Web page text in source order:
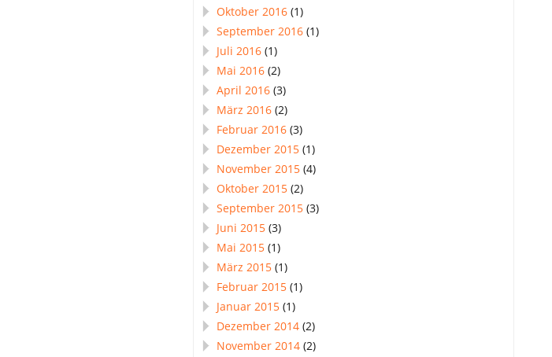
Oktober 2016 (1)
September 2016 (1)
Juli 2016 (1)
Mai 2016 (2)
April 2016 (3)
März 2016 (2)
Februar 2016 (3)
Dezember 2015 (1)
November 2015 (4)
Oktober 2015 (2)
September 2015 (3)
Juni 2015 (3)
Mai 2015 (1)
März 2015 (1)
Februar 2015 (1)
Januar 2015 (1)
Dezember 2014 (2)
November 2014 (2)